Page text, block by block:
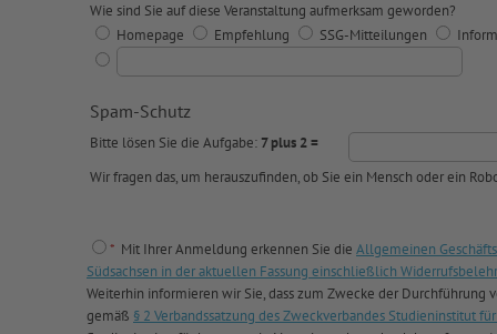
Wie sind Sie auf diese Veranstaltung aufmerksam geworden?
Homepage
Empfehlung SSG-Mitteilungen
Spam-Schutz
Bitte lösen Sie die Aufgabe: 7 plus 2 =
Wir fragen das, um herauszufinden, ob Sie ein Mensch oder ein
* Mit Ihrer Anmeldung erkennen Sie die Allgemeinen
Südsachsen in der aktuellen Fassung einschließlich
Weiterhin informieren wir Sie, dass zum Zwecke der Durchführung
gemäß § 2 Verbandssatzung des Zweckverbandes Studieninstitut